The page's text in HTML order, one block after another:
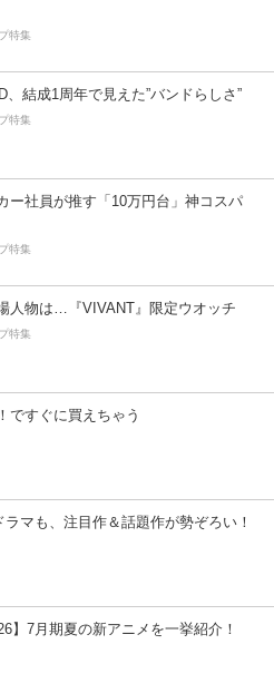
特集
、結成1周年で見えた”バンドらしさ”
特集
ー社員が推す「10万円台」神コスパ
特集
人物は…『VIVANT』限定ウオッチ
特集
ですぐに買えちゃう
ラマも、注目作＆話題作が勢ぞろい！
】7月期夏の新アニメを一挙紹介！